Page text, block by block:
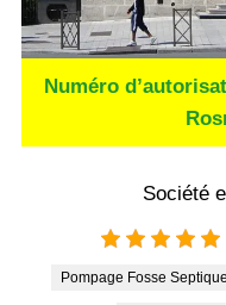
Numéro
Société
Pompage Fosse